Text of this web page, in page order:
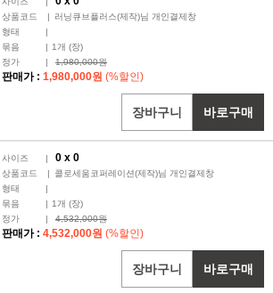
상품코드
러닝큐브플러스(제작)님 개인결제창
형태
묶음
1개 (장)
정가
1,980,000원
판매가 : 1,980,000원 (%할인)
바로구매
장바구니
사이즈 0 x 0
상품코드
콜로세움코퍼레이션(제작)님 개인결제창
형태
묶음
1개 (장)
정가
4,532,000원
판매가 : 4,532,000원 (%할인)
바로구매
장바구니